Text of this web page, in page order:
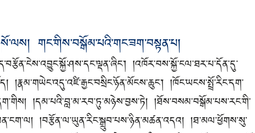
གང་གིས་བསྒོམ་པའི་གང་ཟག་བསྟན་པ།
།འཁོར་བས་སྐྱོ་ངལ་ཐར་པ་དོན་དུ་
།རྣམ་གཡེང་འདུ་འཛི་རྒྱང་བསྲིང་ཉོན་མོངས་ཆུང༌། །ཁོང་ཡངས་སྤྲོ་རིང་དག་
།དམ་པའི་བླ་མ་རབ་ཏུ་མཉེས་བྱས་ཏེ། །ཐོས་བསམ་བསྒོམ་པས་རང་གི་
།བརྩོན་ལ་ཡུན་རིང་སྒྲུབ་པས་ཉིན་མཚན་འདའ། །ཐ་མལ་ཕྱོགས་སུ་